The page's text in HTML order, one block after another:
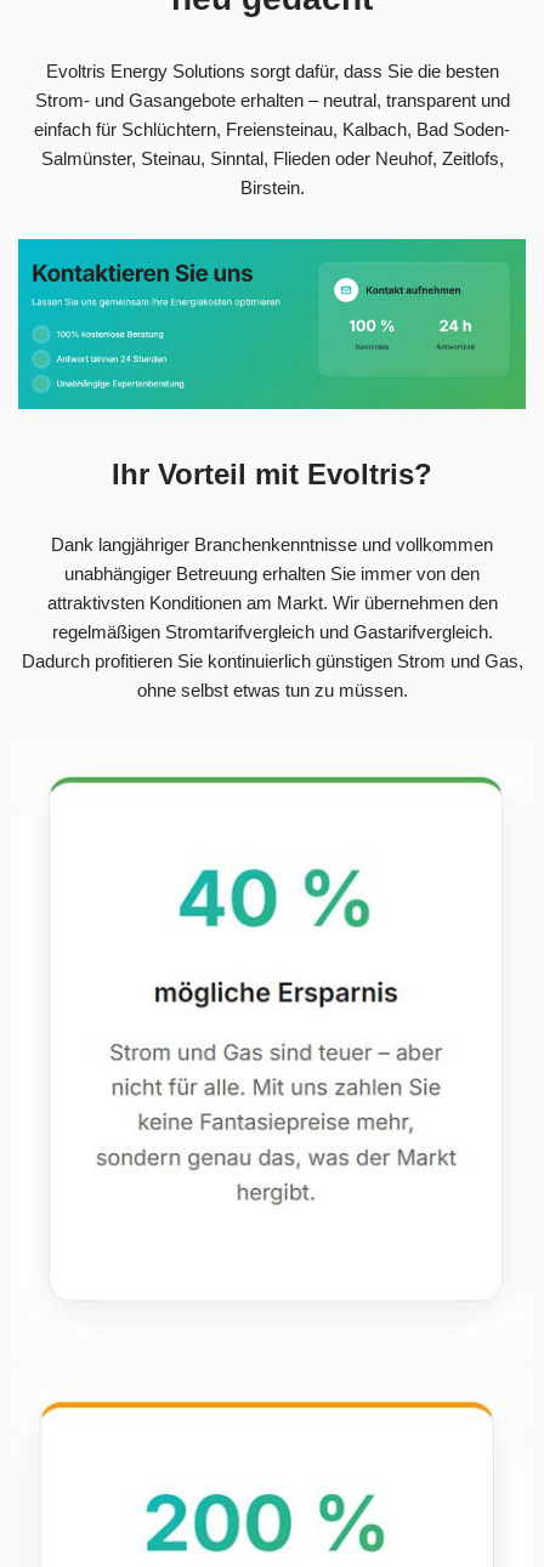
Evoltris Energy Solutions sorgt dafür, dass Sie die besten
Strom- und Gasangebote erhalten – neutral, transparent und
einfach für Schlüchtern, Freiensteinau, Kalbach, Bad Soden-
Salmünster, Steinau, Sinntal, Flieden oder Neuhof, Zeitlofs,
Birstein.
Ihr Vorteil mit Evoltris?
Dank langjähriger Branchenkenntnisse und vollkommen
unabhängiger Betreuung erhalten Sie immer von den
attraktivsten Konditionen am Markt. Wir übernehmen den
regelmäßigen Stromtarifvergleich und Gastarifvergleich.
Dadurch profitieren Sie kontinuierlich günstigen Strom und Gas,
ohne selbst etwas tun zu müssen.